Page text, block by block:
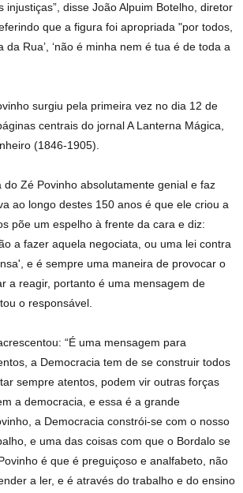
injustiças”, disse João Alpuim Botelho, diretor
que a figura foi apropriada "por todos,
da Rua’, ‘não é minha nem é tua é de toda a
surgiu pela primeira vez no dia 12 de
centrais do jornal A Lanterna Mágica,
(1846-1905).
do Zé Povinho absolutamente genial e faz
ao longo destes 150 anos é que ele criou a
põe um espelho à frente da cara e diz:
a fazer aquela negociata, ou uma lei contra
e é sempre uma maneira de provocar o
a reagir, portanto é uma mensagem de
o responsável.
“É uma mensagem para
a Democracia tem de se construir todos
sempre atentos, podem vir outras forças
a democracia, e essa é a grande
a Democracia constrói-se com o nosso
e uma das coisas com que o Bordalo se
é que é preguiçoso e analfabeto, não
a ler, e é através do trabalho e do ensino